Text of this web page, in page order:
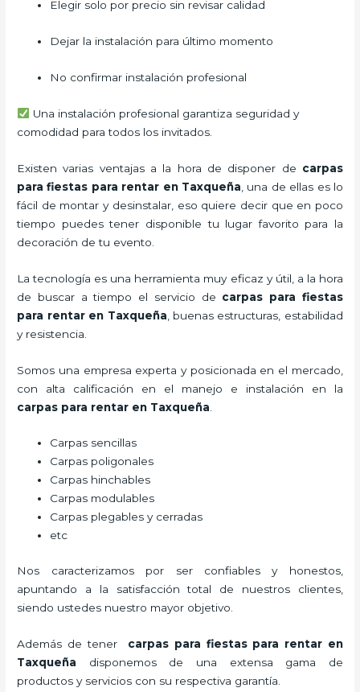
Elegir solo por precio sin revisar calidad
Dejar la instalación para último momento
No confirmar instalación profesional
Una instalación profesional garantiza seguridad y
comodidad para todos los invitados.
Existen varias ventajas a la hora de disponer de carpas
para fiestas para rentar en Taxqueña , una de ellas es lo
fácil de montar y desinstalar, eso quiere decir que en poco
tiempo puedes tener disponible tu lugar favorito para la
decoración de tu evento.
La tecnología es una herramienta muy eficaz y útil, a la hora
de buscar a tiempo el servicio de carpas para fiestas
para rentaren Taxqueña , buenas estructuras, estabilidad
y resistencia.
Somos una empresa experta y posicionada en el mercado,
con alta calificación en el manejo e instalación en la
carpas para rentar en Taxqueña
Carpas sencillas
Carpas poligonales
Carpas hinchables
Carpas modulables
Carpas plegables y cerradas
etc
Nos caracterizamos por ser confiables y honestos,
apuntando a la satisfacción total de nuestros clientes,
siendo ustedes nuestro mayor objetivo.
Además de tener carpas para fiestas para rentar en
Taxqueña disponemos de una extensa gama de
productos y servicios con su respectiva garantía.